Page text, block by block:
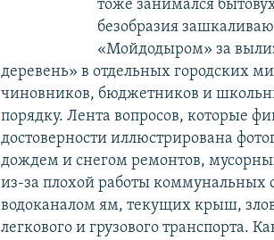
тоже занимался
безобразия
«Мойдодыром» за
деревень» в отдельных городских
чиновников, бюджетников и
порядку. Лента вопросов, которые
достоверности иллюстрирована
дождем и снегом ремонтов,
из-за плохой работы коммунальных
водоканалом ям, текущих крыш,
легкового и грузового транспорта.